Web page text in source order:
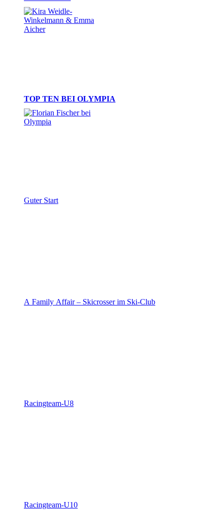
TOP TEN BEI OLYMPIA
Guter Start
A Family Affair – Skicrosser im Ski-Club
Racingteam-U8
Racingteam-U10